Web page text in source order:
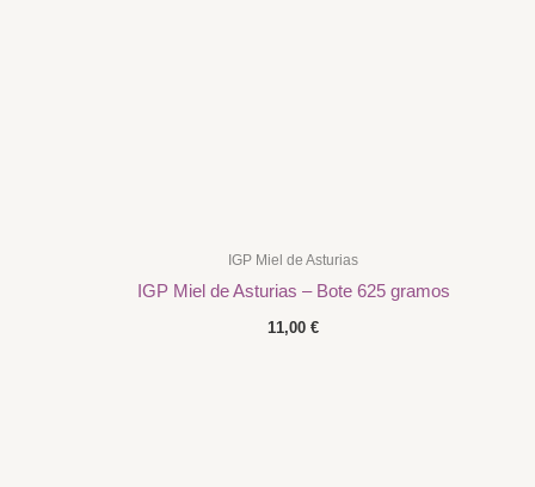
IGP Miel de Asturias
IGP Miel de Asturias – Bote 625 gramos
11,00€